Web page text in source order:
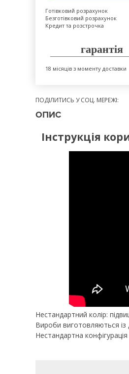
Готівковий розрахунок
Безготівковий розрахунок
Кредит та розстрочка
гарантія
18 місяців з моменту доставки
ПОДІЛИТИСЬ У СОЦ. МЕРЕЖІ:
ОПИС
Інструкція
Нестандартний колір:
Вироби виготовляються
Нестандартна